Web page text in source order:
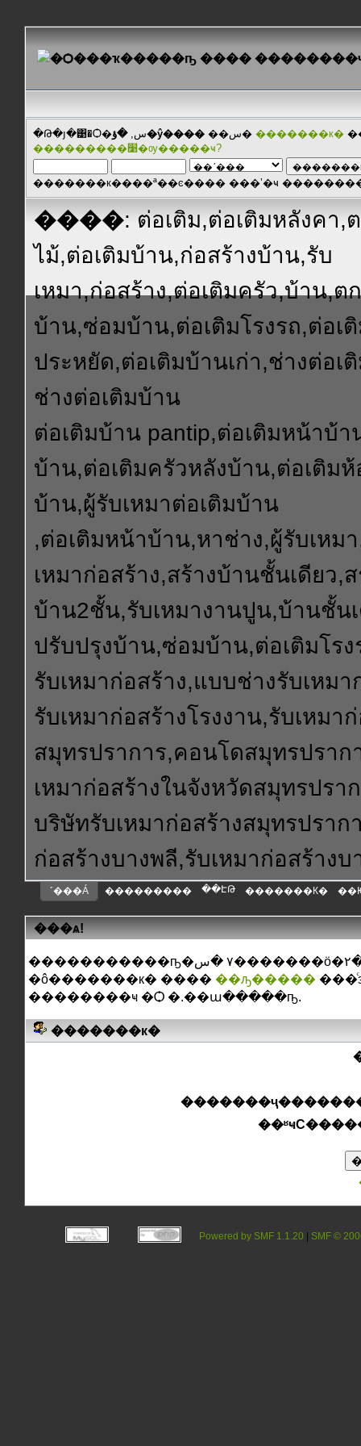
�Թ�յ�͹�Ѻ�س,�ؤ�ŷ���� ��س� �������к�
���������׹�ѹ�����ҹ?
�������к����ª��ͼ���� ���ʼ�ҹ
����: ต่อเติม,ต่อเติมหลังคา,
ไม้,ต่อเติมบ้าน,ก่อสร้างบ้าน,รับ
เหมา,ก่อสร้าง,ต่อเติมครัว,บ้าน,ต
บ้าน,ซ่อมบ้าน,ต่อเติมโรงรถ,ต่อเ
ประหยัด,ต่อเติมบ้านเก่า,ช่างต่อเ
ช่างต่อเติมบ้าน
ต่อเติมบ้าน pantip,ต่อเติมหน้าบ้า
บ้าน,ต่อเติมครัวหลังบ้าน,ต่อเติม
บ้าน,ผู้รับเหมาต่อเติมบ้าน
,ต่อเติมหน้าบ้าน,หาช่าง,ผู้รับเหม
เหมาก่อสร้าง,สร้างบ้านชั้นเดียว,ส
บ้าน2ชั้น,รับเหมางานปูน,บ้านชั้น
ปรับปรุงบ้าน,ซ่อมบ้าน,ต่อเติมโร
รับเหมาก่อสร้าง,แบบช่างรับเหมา
รับเหมาก่อสร้างโรงงาน,รับเหมา
สมุทรปราการ,คอนโดสมุทรปราก
เหมาก่อสร้างในจังหวัดสมุทรปรา
บริษัทรับเหมาก่อสร้างสมุทรปราก
ก่อสร้างบางพลี,รับเหมาก่อสร้างบ
˹���Á ��������� ��ԷԹ �������К�
���ѧ!
�ô�������к� ���� ��ԡ�����
��������ҹ �Ѻ �.��ա�����ҧ.
�������к�
Powered by SMF 1.1.20 SMF ©